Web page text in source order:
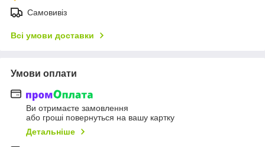
Самовивіз
Всі умови доставки
Умови оплати
Ви отримаєте замовлення
або гроші повернуться на вашу картку
Детальніше